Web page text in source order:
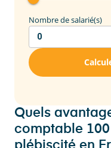
Nombre de salarié(s)
Quels
comptable